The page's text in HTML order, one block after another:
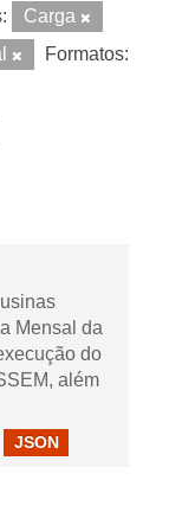
Carga
Formatos:
Mensal da
do
além
JSON